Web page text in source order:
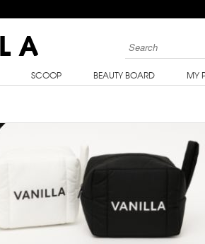
SCOOP BEAUTY BOARD MY